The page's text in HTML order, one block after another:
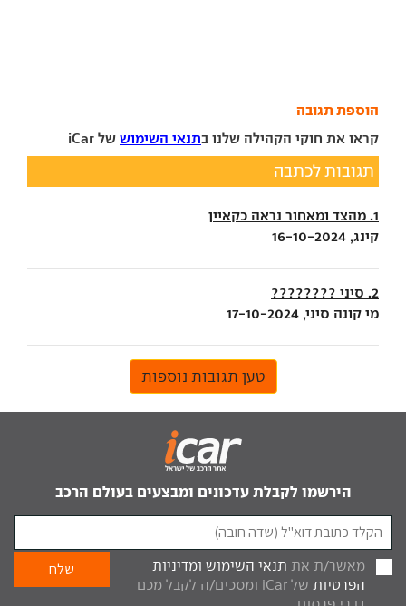
הוספת תגובה
קראו את חוקי הקהילה שלנו בתנאי השימוש של iCar
תגובות לכתבה
1. מהצד ומאחור נראה כקאיין
קינג, 16-10-2024
2. סיני ????????
מי קונה סיני, 17-10-2024
טען תגובות נוספות
הירשמו לקבלת עדכונים ומבצעים בעולם הרכב
מאשר/ת את תנאי השימוש ומדיניות
הפרטיות
של iCar ומסכים/ה לקבל מכם